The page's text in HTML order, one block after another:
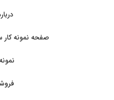
صفحه نمونه کار